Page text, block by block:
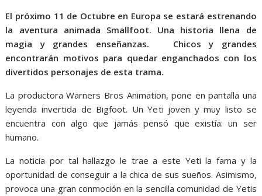
El próximo 11 de Octubre en Europa se estará estrenando
la aventura animada Smallfoot. Una historia llena de
magia y grandes enseñanzas. Chicos y grandes
encontrarán motivos para quedar enganchados con los
divertidos personajes de esta trama.
La productora Warners Bros Animation, pone en pantalla una
leyenda invertida de Bigfoot. Un Yeti joven y muy listo se
encuentra con algo que jamás pensó que existía: un ser
humano.
La noticia por tal hallazgo le trae a este Yeti la fama y la
oportunidad de conseguir a la chica de sus sueños. Asimismo,
provoca una gran conmoción en la sencilla comunidad de Yetis